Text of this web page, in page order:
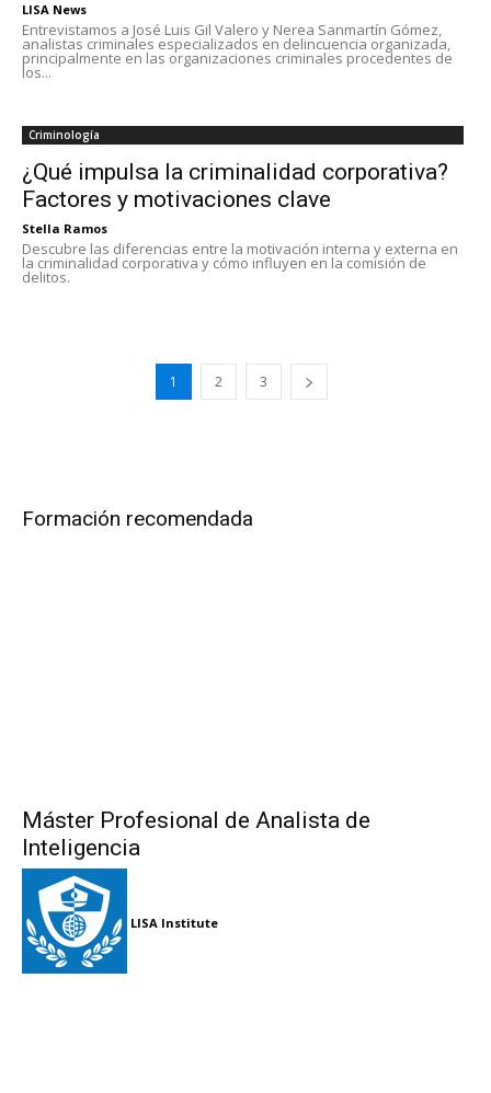
LISA News
Entrevistamos a José Luis Gil Valero y Nerea Sanmartín Gómez,
analistas criminales especializados en delincuencia organizada,
principalmente en las organizaciones criminales procedentes de
los...
Criminología
¿Qué impulsa la criminalidad corporativa?
Factores y motivaciones clave
Stella Ramos
Descubre las diferencias entre la motivación interna y externa en
la criminalidad corporativa y cómo influyen en la comisión de
delitos.
1 2 3
Formación recomendada
Máster Profesional de Analista de
Inteligencia
LISA Institute